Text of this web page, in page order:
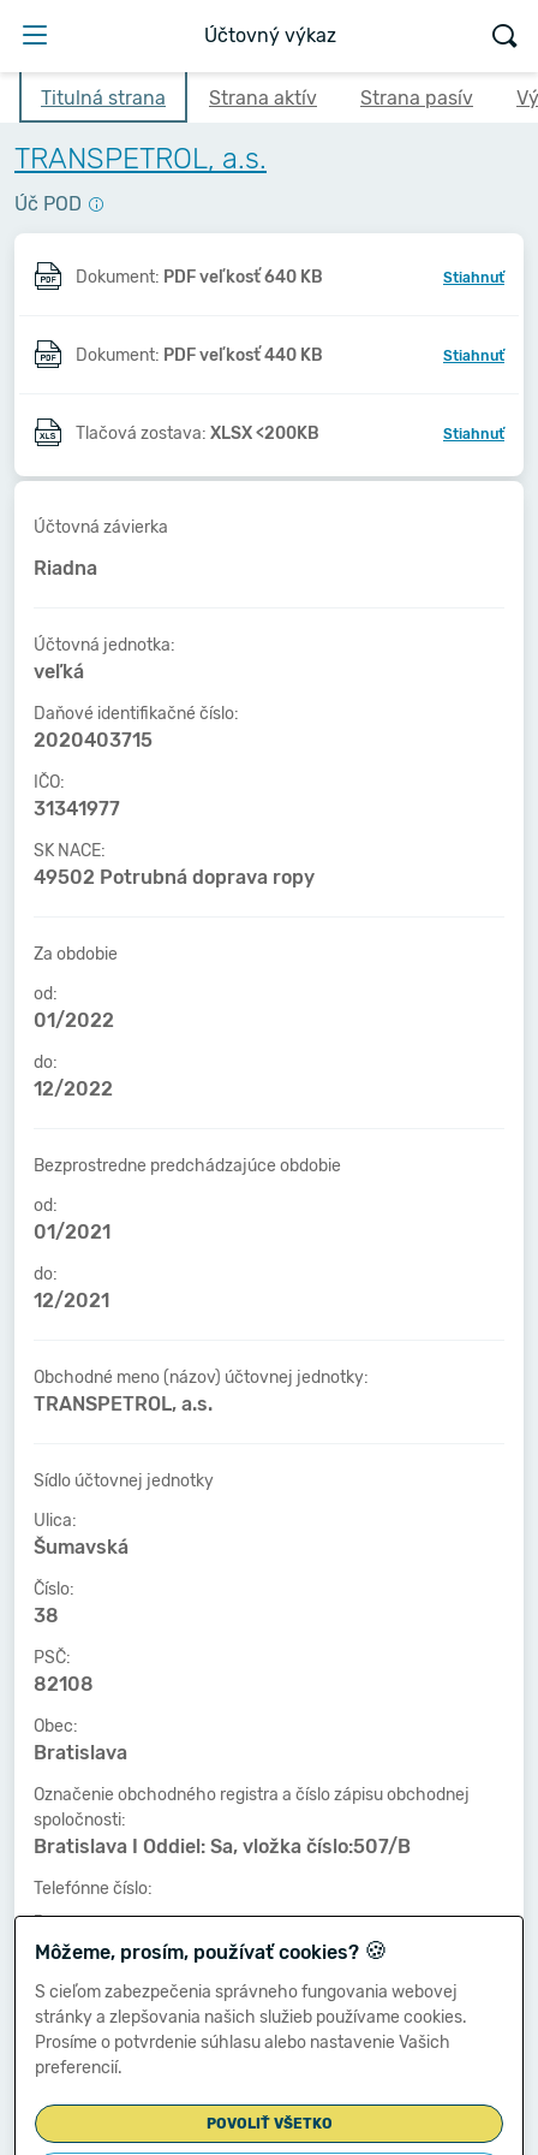
Účtovný výkaz
Titulná strana Strana aktív Strana pasív
TRANSPETROL, a.s.
Úč POD
Dokument: PDF veľkosť 640 KB Stiahnuť
Dokument: PDF veľkosť 440 KB Stiahnuť
Tlačová zostava: XLSX <200KB Stiahnuť
Účtovná závierka
Riadna
Účtovná jednotka:
veľká
Daňové identifikačné číslo:
2020403715
IČO:
31341977
SK NACE:
49502 Potrubná doprava ropy
Za obdobie
od:
01/2022
do:
12/2022
Bezprostredne predchádzajúce obdobie
od:
01/2021
do:
12/2021
Obchodné meno (názov) účtovnej jednotky:
TRANSPETROL, a.s.
Sídlo účtovnej jednotky
Ulica:
Šumavská
Číslo:
38
PSČ:
82108
Obec:
Bratislava
Označenie obchodného registra a číslo zápisu obchodnej
spoločnosti:
Bratislava I Oddiel: Sa, vložka číslo:507/B
Telefónne číslo:
-
Faxové číslo:
-
E-mailová adresa:
-
Zostavená dňa:
Môžeme, prosím, používať cookies? 🍪
S cieľom zabezpečenia správneho fungovania webovej
stránky a zlepšovania našich služieb používame cookies.
Prosíme o potvrdenie súhlasu alebo nastavenie Vašich
preferencií.
POVOLIŤ VŠETKO